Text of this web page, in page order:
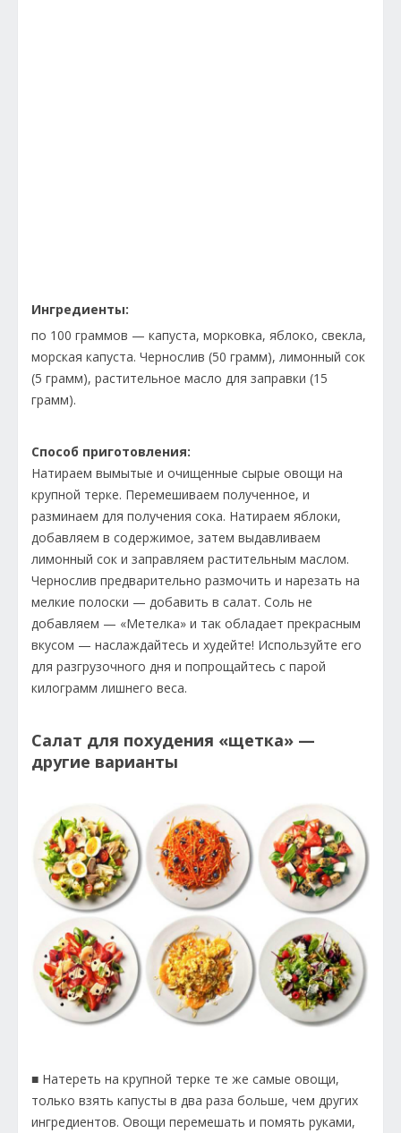
Ингредиенты:
по 100 граммов — капуста, морковка, яблоко, свекла,
морская капуста. Чернослив (50 грамм), лимонный сок
(5 грамм), растительное масло для заправки (15
грамм).
Способ приготовления:
Натираем вымытые и очищенные сырые овощи на
крупной терке. Перемешиваем полученное, и
разминаем для получения сока. Натираем яблоки,
добавляем в содержимое, затем выдавливаем
лимонный сок и заправляем растительным маслом.
Чернослив предварительно размочить и нарезать на
мелкие полоски — добавить в салат. Соль не
добавляем — «Метелка» и так обладает прекрасным
вкусом — наслаждайтесь и худейте! Используйте его
для разгрузочного дня и попрощайтесь с парой
килограмм лишнего веса.
Салат для похудения «щетка» —
другие варианты
■ Натереть на крупной терке те же самые овощи,
только взять капусты в два раза больше, чем других
ингредиентов. Овощи перемешать и помять руками,